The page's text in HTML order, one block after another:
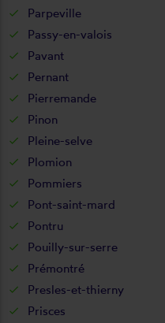
Parpeville
Passy-en-valois
Pavant
Pernant
Pierremande
Pinon
Pleine-selve
Plomion
Pommiers
Pont-saint-mard
Pontru
Pouilly-sur-serre
Prémontré
Presles-et-thierny
Prisces